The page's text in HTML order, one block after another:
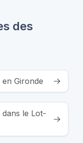
des
Gironde
dans le Lot-